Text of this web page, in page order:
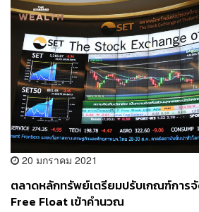
20 มกราคม 2021
ตลาดหลักทรัพย์เตรียมปรับเกณฑ์การ
Free Float เข้าคำนวณ